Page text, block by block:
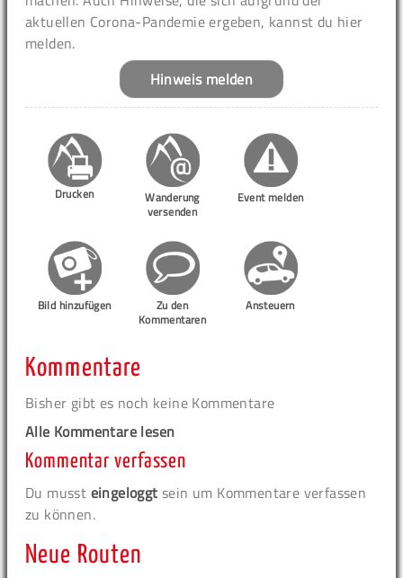
aktuellen Corona-Pandemie ergeben, kannst du hier
melden.
Hinweis melden
Drucken
Wanderung
versenden
Event melden
Bild hinzufügen
Zu den
Kommentaren
Ansteuern
Kommentare
Bisher gibt es noch keine Kommentare
Alle Kommentare lesen
Kommentar verfassen
Du musst eingeloggt sein um Kommentare verfassen
zu können.
Neue Routen